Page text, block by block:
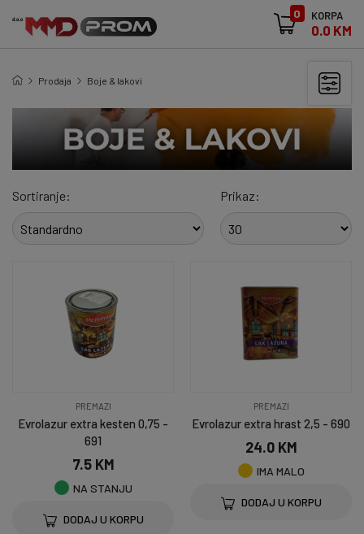
0 KORPA
0.0 KM
Prodaja Boje & lakovi
Sortiranje: Prikaz:
PREMAZI
Evrolazur extra kesten 0,75 -
691
7.5 KM
NA STANJU
DODAJ U KORPU
PREMAZI
Evrolazur extra hrast 2,5 - 690
24.0 KM
IMA MALO
DODAJ U KORPU